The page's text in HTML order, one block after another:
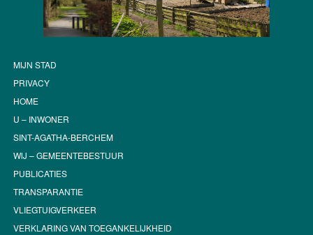
MIJN STAD
PRIVACY
HOME
U – INWONER
SINT-AGATHA-BERCHEM
WIJ – GEMEENTEBESTUUR
PUBLICATIES
TRANSPARANTIE
VLIEGTUIGVERKEER
VERKLARING VAN TOEGANKELIJKHEID